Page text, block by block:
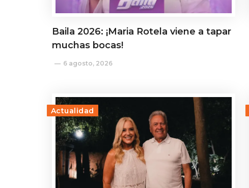
Baila 2026: ¡Maria Rotela viene a tapar
muchas bocas!
6 agosto, 2026
Actualidad